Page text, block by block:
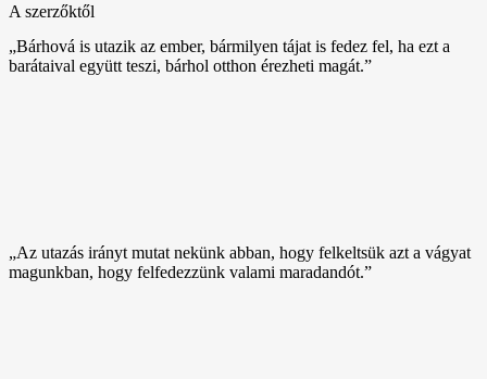
A szerzőktől
„Bárhová is utazik az ember, bármilyen tájat is fedez fel, ha ezt a
barátaival együtt teszi, bárhol otthon érezheti magát.”
„Az utazás irányt mutat nekünk abban, hogy felkeltsük azt a vágyat
magunkban, hogy felfedezzünk valami maradandót.”